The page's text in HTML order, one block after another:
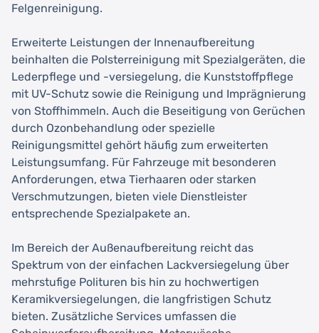
Felgenreinigung.
Erweiterte Leistungen der Innenaufbereitung
beinhalten die Polsterreinigung mit Spezialgeräten, die
Lederpflege und -versiegelung, die Kunststoffpflege
mit UV-Schutz sowie die Reinigung und Imprägnierung
von Stoffhimmeln. Auch die Beseitigung von Gerüchen
durch Ozonbehandlung oder spezielle
Reinigungsmittel gehört häufig zum erweiterten
Leistungsumfang. Für Fahrzeuge mit besonderen
Anforderungen, etwa Tierhaaren oder starken
Verschmutzungen, bieten viele Dienstleister
entsprechende Spezialpakete an.
Im Bereich der Außenaufbereitung reicht das
Spektrum von der einfachen Lackversiegelung über
mehrstufige Polituren bis hin zu hochwertigen
Keramikversiegelungen, die langfristigen Schutz
bieten. Zusätzliche Services umfassen die